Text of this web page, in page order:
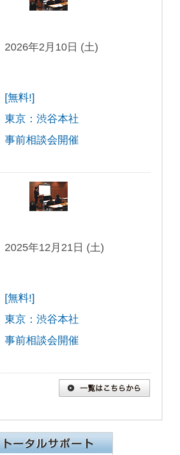
2026年2月10日 (土)
[無料!]
東京：渋谷本社
事前相談会開催
2025年12月21日 (土)
[無料!]
東京：渋谷本社
事前相談会開催